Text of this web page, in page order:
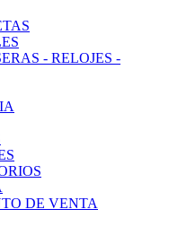
- RELOJES -
DE VENTA